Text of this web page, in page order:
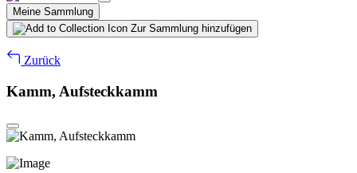
Meine Sammlung
Zur Sammlung hinzufügen
Zurück
Kamm, Aufsteckkamm